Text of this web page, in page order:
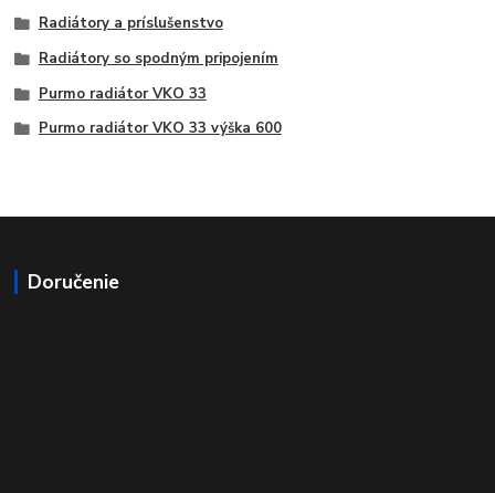
Radiátory a príslušenstvo
Radiátory so spodným pripojením
Purmo radiátor VKO 33
Purmo radiátor VKO 33 výška 600
Doručenie